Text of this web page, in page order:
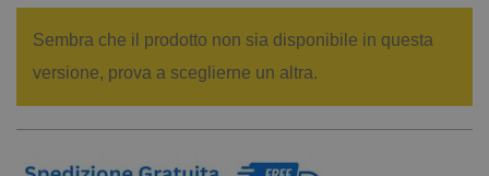
Sembra che il prodotto non sia disponibile in questa
versione, prova a sceglierne un altra.